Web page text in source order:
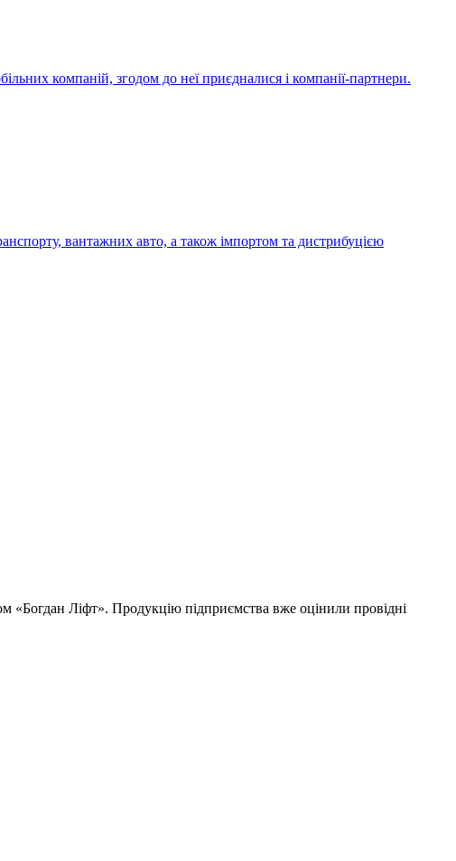
компаній, згодом до неї приєдналися і компанії-партнери.
вантажних авто, а також імпортом та дистрибуцією
«Богдан Ліфт». Продукцію підприємства вже оцінили провідні